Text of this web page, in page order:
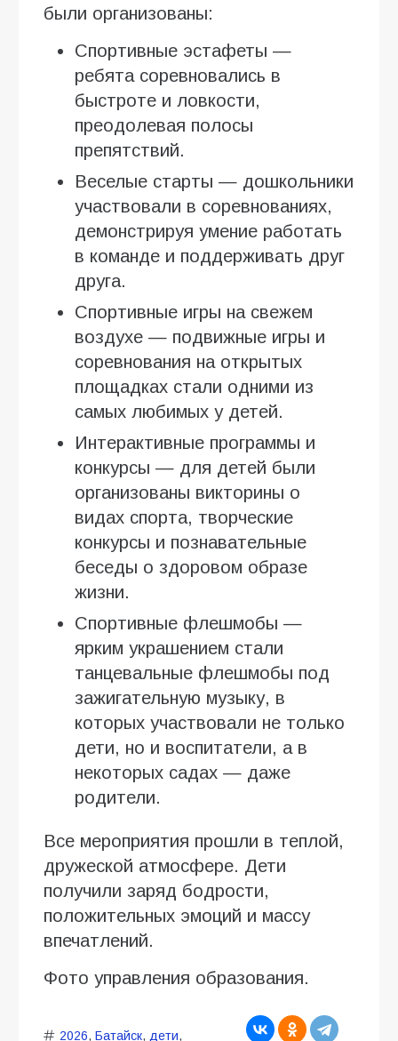
были организованы:
Спортивные эстафеты —
ребята соревновались в
быстроте и ловкости,
преодолевая полосы
препятствий.
Веселые старты — дошкольники
участвовали в соревнованиях,
демонстрируя умение работать
в команде и поддерживать друг
друга.
Спортивные игры на свежем
воздухе — подвижные игры и
соревнования на открытых
площадках стали одними из
самых любимых у детей.
Интерактивные программы и
конкурсы — для детей были
организованы викторины о
видах спорта, творческие
конкурсы и познавательные
беседы о здоровом образе
жизни.
Спортивные флешмобы —
ярким украшением стали
танцевальные флешмобы под
зажигательную музыку, в
которых участвовали не только
дети, но и воспитатели, а в
некоторых садах — даже
родители.
Все мероприятия прошли в теплой,
дружеской атмосфере. Дети
получили заряд бодрости,
положительных эмоций и массу
впечатлений.
Фото управления образования.
2026, Батайск, дети,